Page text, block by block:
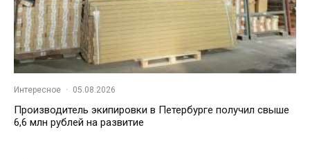
Интересное · 05.08.2026
Производитель экипировки в Петербурге получил свыше
6,6 млн рублей на развитие